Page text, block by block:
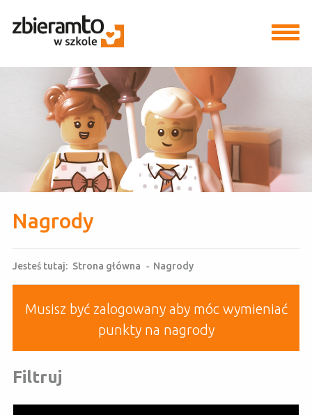
Nagrody
Jesteś tutaj: Strona główna - Nagrody
Musisz być zalogowany aby móc wymieniać
punkty na nagrody
Filtruj